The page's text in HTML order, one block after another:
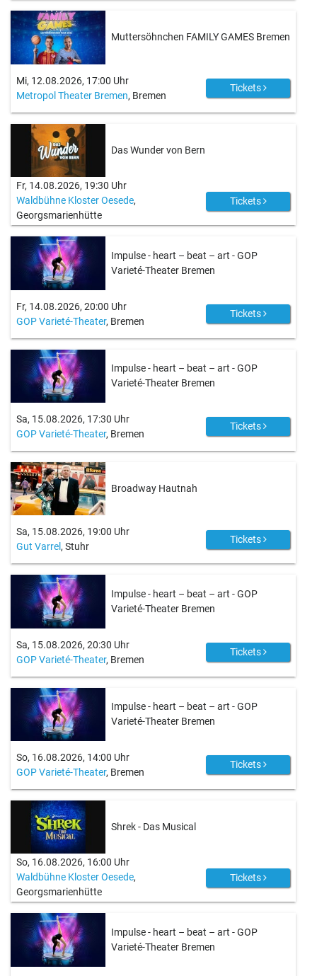
Muttersöhnchen FAMILY GAMES Bremen
Mi, 12.08.2026, 17:00 Uhr
Metropol Theater Bremen, Bremen
Tickets
Das Wunder von Bern
Fr, 14.08.2026, 19:30 Uhr
Waldbühne Kloster Oesede,
Georgsmarienhütte
Tickets
Impulse - heart – beat – art - GOP
Varieté-Theater Bremen
Fr, 14.08.2026, 20:00 Uhr
GOP Varieté-Theater, Bremen
Tickets
Impulse - heart – beat – art - GOP
Varieté-Theater Bremen
Sa, 15.08.2026, 17:30 Uhr
GOP Varieté-Theater, Bremen
Tickets
Broadway Hautnah
Sa, 15.08.2026, 19:00 Uhr
Gut Varrel, Stuhr
Tickets
Impulse - heart – beat – art - GOP
Varieté-Theater Bremen
Sa, 15.08.2026, 20:30 Uhr
GOP Varieté-Theater, Bremen
Tickets
Impulse - heart – beat – art - GOP
Varieté-Theater Bremen
So, 16.08.2026, 14:00 Uhr
GOP Varieté-Theater, Bremen
Tickets
Shrek - Das Musical
So, 16.08.2026, 16:00 Uhr
Waldbühne Kloster Oesede,
Georgsmarienhütte
Tickets
Impulse - heart – beat – art - GOP
Varieté-Theater Bremen